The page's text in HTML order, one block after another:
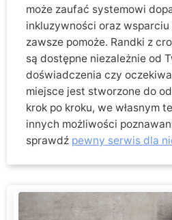
może zaufać systemowi
inkluzywności oraz wsparciu
zawsze pomoże. Randki z
są dostępne niezależnie od
doświadczenia czy
miejsce jest stworzone do
krok po kroku, we własnym
innych możliwości
sprawdź pewny serwis dla